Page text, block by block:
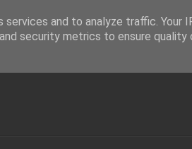
and to analyze traffic. Your
security metrics to ensure quality